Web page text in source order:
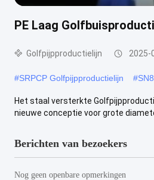
PE Laag
Golfpijpproductielijn 2025-
#SRPCP Golfpijpproductielijn #
Het staal versterkte
nieuwe conceptie voor grote
Berichten van bezoekers
Nog geen openbare opmerkingen